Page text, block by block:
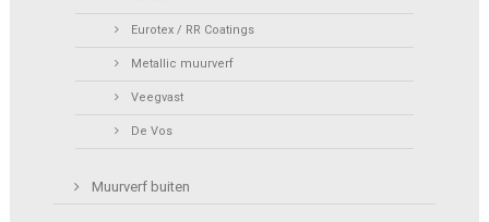
Eurotex / RR Coatings
Metallic muurverf
Veegvast
De Vos
Muurverf buiten